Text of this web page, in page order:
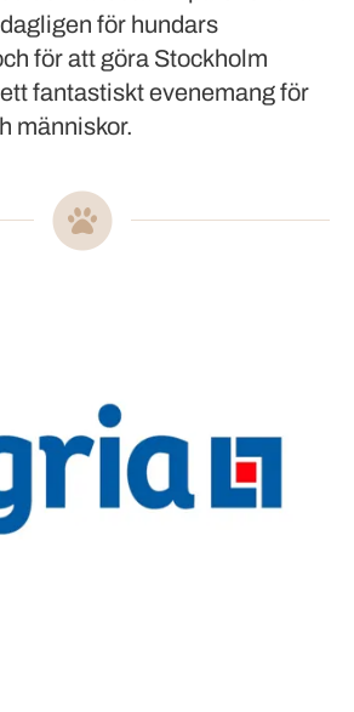
för hundars
för att göra Stockholm
fantastiskt evenemang för
människor.